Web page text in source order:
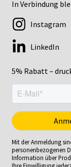
In Verbindung
5% Rabatt –
Instagram
LinkedIn
Mit der Anmeldung
personenbezogenen
Information über
Ihre Einwilligung